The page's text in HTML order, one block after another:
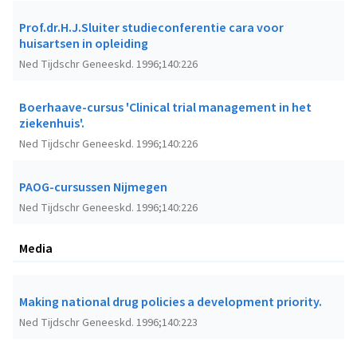
Prof.dr.H.J.Sluiter studieconferentie cara voor
huisartsen in opleiding
Ned Tijdschr Geneeskd. 1996;140:226
Boerhaave-cursus 'Clinical trial management in het
ziekenhuis'.
Ned Tijdschr Geneeskd. 1996;140:226
PAOG-cursussen Nijmegen
Ned Tijdschr Geneeskd. 1996;140:226
Media
Making national drug policies a development priority.
Ned Tijdschr Geneeskd. 1996;140:223